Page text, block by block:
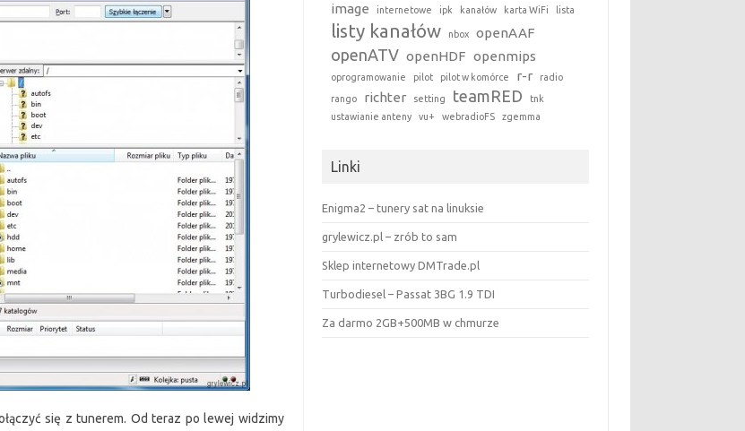
się z tunerem. Od teraz po lewej widzimy
image internetowe ipk kanałów karta WiFi lista
listy kanałów nbox openAAF
openATV openHDF openmips
oprogramowanie pilot pilot w komórce r-r
radio
rango
richter setting teamRED
tnk
ustawianie anteny
vu+ webradioFS zgemma
Linki
Enigma2 – tunery sat na linuksie
grylewicz.pl – zrób to sam
Sklep internetowy DMTrade.pl
Turbodiesel – Passat 3BG 1.9 TDI
Za darmo 2GB+500MB w chmurze